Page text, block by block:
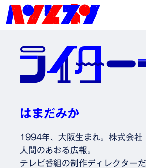
はまだみか
1994年、大阪生まれ。株式会社
人間のあおる広報。
テレビ番組の制作ディレクターだ